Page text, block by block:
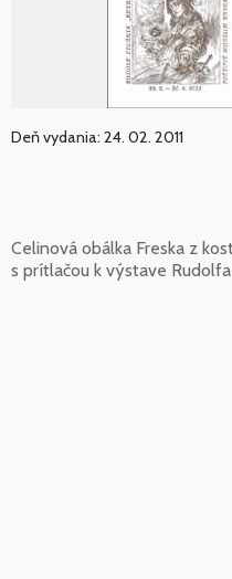
Deň vydania: 24. 02. 2011
Celinová obálka Freska z
s prítlačou k výstave